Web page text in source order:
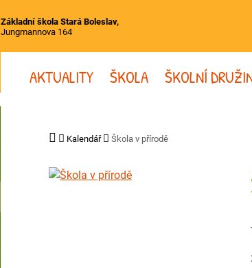
Základní škola Stará Boleslav,
Jungmannova 164
AKTUALITY ŠKOLA ŠKOLNÍ
Kalendář Škola v přírodě